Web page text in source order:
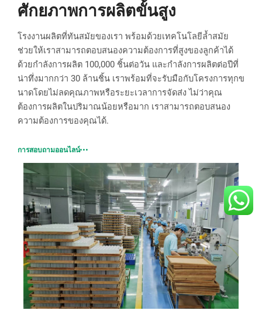
ศักยภาพการผลิตขั้นสูง
โรงงานผลิตที่ทันสมัยของเรา พร้อมด้วยเทคโนโลยีล้ำสมัย
ช่วยให้เราสามารถตอบสนองความต้องการที่สูงของลูกค้าได้
ด้วยกำลังการผลิต 100,000 ชิ้นต่อวัน และกำลังการผลิตต่อปีที่
น่าทึ่งมากกว่า 30 ล้านชิ้น เราพร้อมที่จะรับมือกับโครงการทุกข
นาดโดยไม่ลดคุณภาพหรือระยะเวลาการจัดส่ง ไม่ว่าคุณ
ต้องการผลิตในปริมาณน้อยหรือมาก เราสามารถตอบสนอง
ความต้องการของคุณได้.
การสอบถามออนไลน์